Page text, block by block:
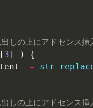
しの上にアドセンス挿
[ 3] )
{
=
しの上にアドセンス挿